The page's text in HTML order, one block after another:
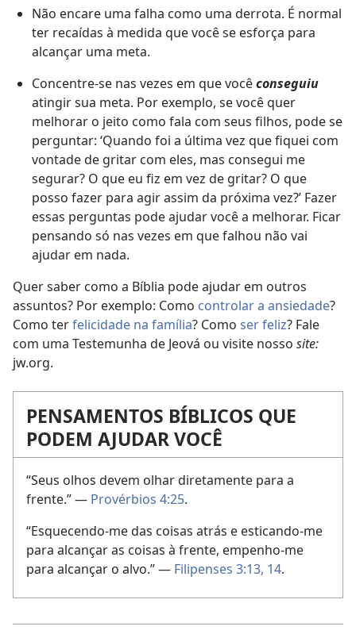
Não encare uma falha como uma derrota. É normal
ter recaídas à medida que você se esforça para
alcançar uma meta.
Concentre-se nas vezes em que vocêconseguiu
atingir sua meta. Por exemplo, se você quer
melhorar o jeito como fala com seus filhos, pode se
perguntar: ‘Quando foi a última vez que fiquei com
vontade de gritar com eles, mas consegui me
segurar? O que eu fiz em vez de gritar? O que
posso fazer para agir assim da próxima vez?’ Fazer
essas perguntas pode ajudar você a melhorar. Ficar
pensando só nas vezes em que falhou não vai
ajudar em nada.
Quer saber como a Bíblia pode ajudar em outros
assuntos? Por exemplo: Como controlar a ansiedade?
Como terfelicidade na família? Como ser feliz? Fale
com uma Testemunha de Jeová ou visite nosso site:
jw.org.
PENSAMENTOS BÍBLICOS QUE
PODEM AJUDAR VOCÊ
“Seus olhos devem olhar diretamente para a
frente.” — Provérbios 4:25.
“Esquecendo-me das coisas atrás e esticando-me
para alcançar as coisas à frente, empenho-me
para alcançar o alvo.” — Filipenses 3:13, 14.